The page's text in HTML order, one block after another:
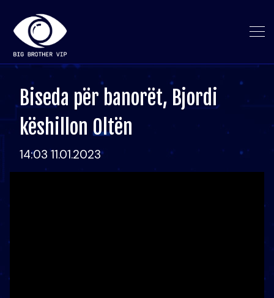
Biseda për banorët, Bjordi
këshillon Oltën
14:03 11.01.2023